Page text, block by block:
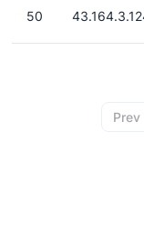
50
Prev